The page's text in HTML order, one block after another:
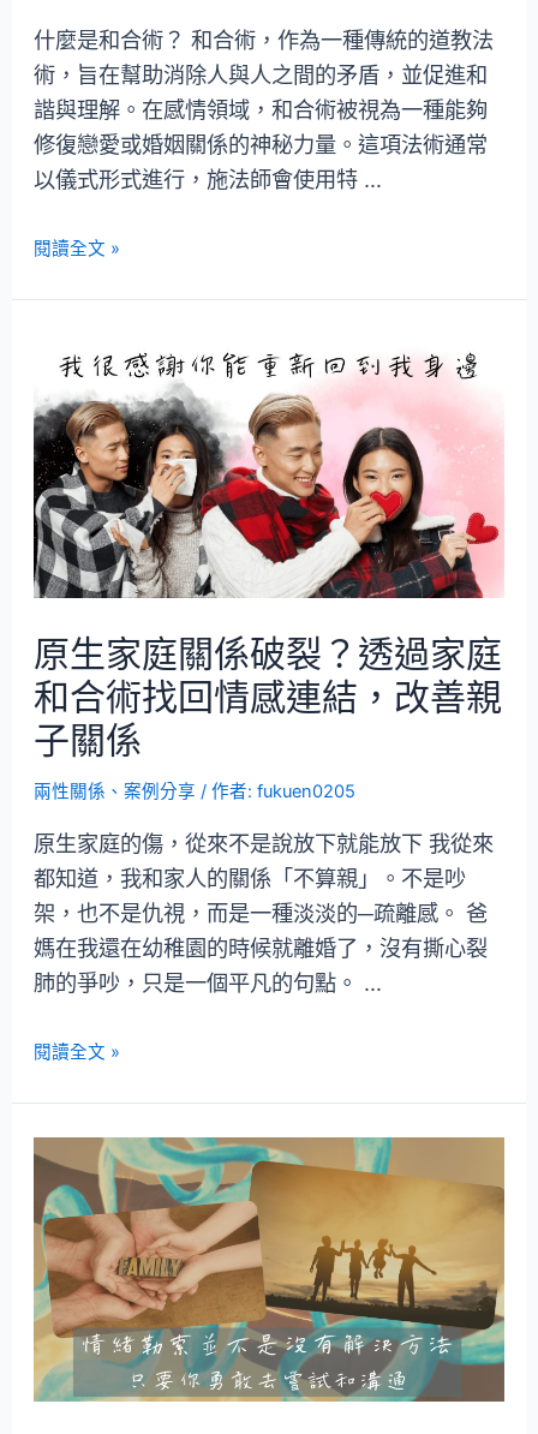
什麼是和合術？ 和合術，作為一種傳統的道教法
術，旨在幫助消除人與人之間的矛盾，並促進和
諧與理解。在感情領域，和合術被視為一種能夠
修復戀愛或婚姻關係的神秘力量。這項法術通常
以儀式形式進行，施法師會使用特 …
閱讀全文 »
原生家庭關係破裂？透過家庭
和合術找回情感連結，改善親
子關係
兩性關係 、案例分享 / 作者:fukuen0205
原生家庭的傷，從來不是說放下就能放下 我從來
都知道，我和家人的關係「不算親」。不是吵
架，也不是仇視，而是一種淡淡的─疏離感。 爸
媽在我還在幼稚園的時候就離婚了，沒有撕心裂
肺的爭吵，只是一個平凡的句點。 …
閱讀全文 »